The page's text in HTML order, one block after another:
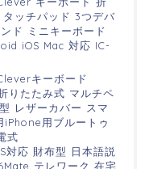
ッチパッド 3つデバ
ド ミニキーボード
iOS Mac 対応 IC-
キーボード
りたたみ式 マルチペ
レザーカバー スマ
用ブルートゥ
式
応 財布型 日本語説
テレワーク 在宅